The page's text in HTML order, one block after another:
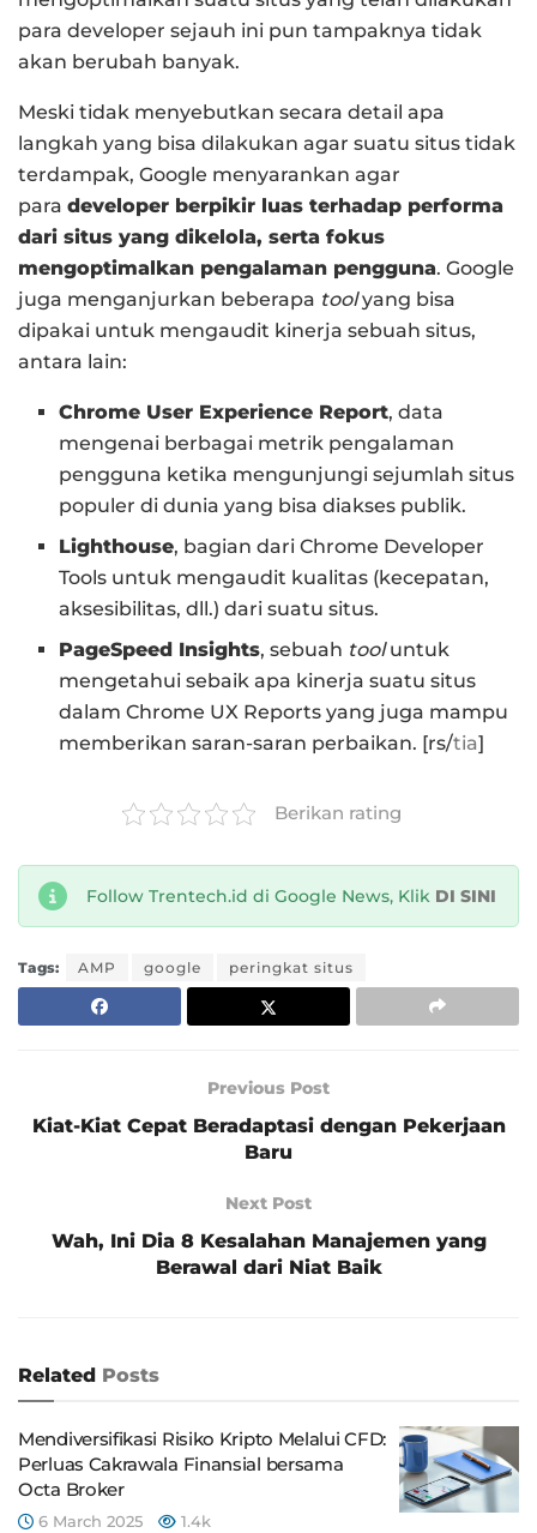
para developer sejauh ini pun tampaknya tidak
akan berubah banyak.
Meski tidak menyebutkan secara detail apa
langkah yang bisa dilakukan agar suatu situs tidak
terdampak, Google menyarankan agar
para developer berpikir luas terhadap performa
dari situs yang dikelola, serta fokus
mengoptimalkan pengalaman pengguna. Google
juga menganjurkan beberapa toolyang bisa
dipakai untuk mengaudit kinerja sebuah situs,
antara lain:
Chrome User Experience Report, data
mengenai berbagai metrik pengalaman
pengguna ketika mengunjungi sejumlah situs
populer di dunia yang bisa diakses publik.
Lighthouse, bagian dari Chrome Developer
Tools untuk mengaudit kualitas (kecepatan,
aksesibilitas, dll.) dari suatu situs.
PageSpeed Insights, sebuah tooluntuk
mengetahui sebaik apa kinerja suatu situs
dalam Chrome UX Reports yang juga mampu
memberikan saran-saran perbaikan. [rs/tia]
Berikan rating
Follow Trentech.id di Google News, Klik DI SINI
Tags: AMP google peringkat situs
Previous Post
Kiat-Kiat Cepat Beradaptasi dengan Pekerjaan
Baru
Next Post
Wah, Ini Dia 8 Kesalahan Manajemen yang
Berawal dari Niat Baik
Related Posts
Mendiversifikasi Risiko Kripto Melalui CFD:
Perluas Cakrawala Finansial bersama
Octa Broker
6 March 2025 1.4k